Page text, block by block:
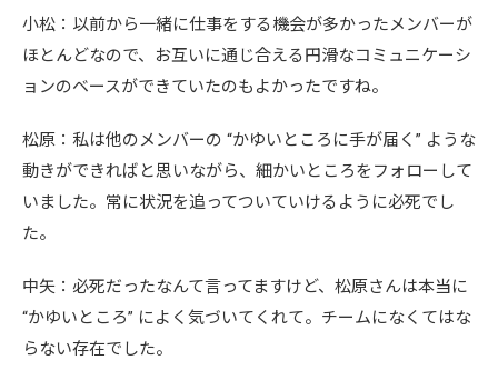
小松：以前から一緒に仕事をする機会が多かったメンバーが
ほとんどなので、お互いに通じ合える円滑なコミュニケーシ
ョンのベースができていたのもよかったですね。
松原：私は他のメンバーの “かゆいところに手が届く” ような
動きができればと思いながら、細かいところをフォローして
いました。常に状況を追ってついていけるように必死でし
た。
中矢：必死だったなんて言ってますけど、松原さんは本当に
“かゆいところ” によく気づいてくれて。チームになくてはな
らない存在でした。